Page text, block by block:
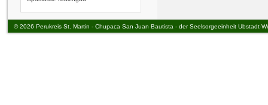
© 2026 Perukreis St. Martin - Chupaca San Juan Bautista - der Seelsorgeeinheit Ubstadt-